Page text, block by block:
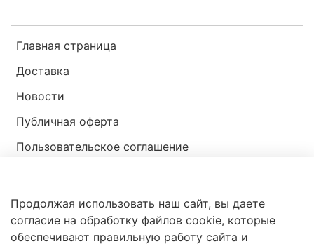
Главная страница
Доставка
Новости
Публичная оферта
Пользовательское соглашение
Магазин мир ракушек
Продолжая использовать наш сайт, вы даете
согласие на обработку файлов cookie, которые
обеспечивают правильную работу сайта и